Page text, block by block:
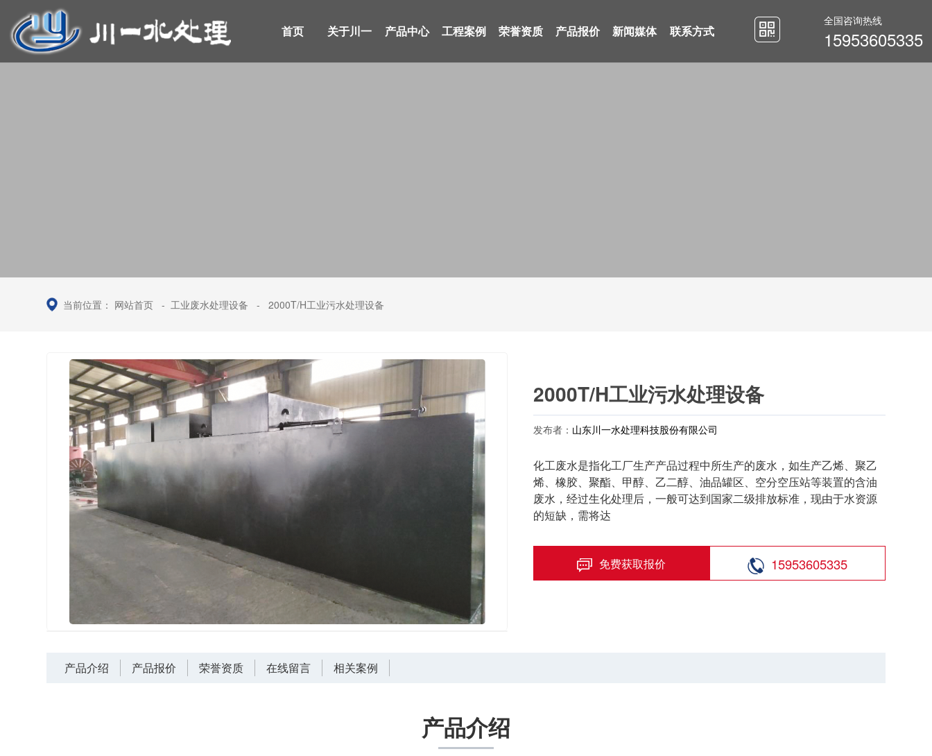
首页 关于川一 产品中心 工程案例 荣誉资质 产品报价 新闻媒体 联系方式
全国咨询热线
15953605335
当前位置： 网站首页 -工业废水处理设备 -2000T/H工业污水处理设备
2000T/H工业污水处理设备
发布者： 山东川一水处理科技股份有限公司
化工废水是指化工厂生产产品过程中所生产的废水，如生产乙烯、聚乙
烯、橡胶、聚酯、甲醇、乙二醇、油品罐区、空分空压站等装置的含油
废水，经过生化处理后，一般可达到国家二级排放标准，现由于水资源
的短缺，需将达
免费获取报价 15953605335
产品介绍 产品报价 荣誉资质 在线留言 相关案例
产品介绍